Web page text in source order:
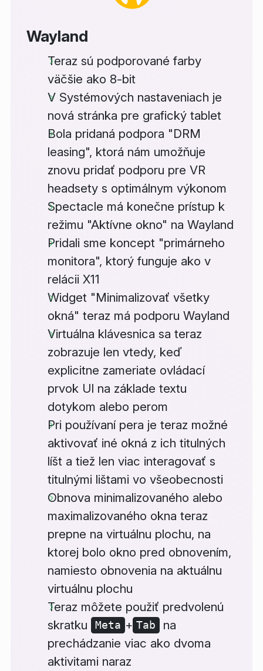
Wayland
Teraz sú podporované farby
väčšie ako 8-bit
V Systémových nastaveniach je
nová stránka pre grafický tablet
Bola pridaná podpora "DRM
leasing", ktorá nám umožňuje
znovu pridať podporu pre VR
headsety s optimálnym výkonom
Spectacle má konečne prístup k
režimu "Aktívne okno" na Wayland
Pridali sme koncept "primárneho
monitora", ktorý funguje ako v
relácii X11
Widget "Minimalizovať všetky
okná" teraz má podporu Wayland
Virtuálna klávesnica sa teraz
zobrazuje len vtedy, keď
explicitne zameriate ovládací
prvok UI na základe textu
dotykom alebo perom
Pri používaní pera je teraz možné
aktivovať iné okná z ich titulných
líšt a tiež len viac interagovať s
titulnými lištami vo všeobecnosti
Obnova minimalizovaného alebo
maximalizovaného okna teraz
prepne na virtuálnu plochu, na
ktorej bolo okno pred obnovením,
namiesto obnovenia na aktuálnu
virtuálnu plochu
Teraz môžete použiť predvolenú
skratku
Meta + Tab
na
prechádzanie viac ako dvoma
aktivitami naraz